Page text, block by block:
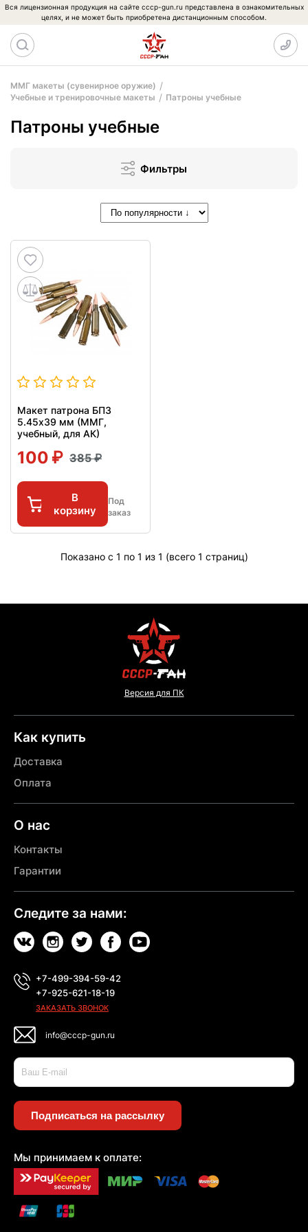
Вся лицензионная продукция на сайте cccp-gun.ru представлена в ознакомительных
целях, и не может быть приобретена дистанционным способом.
ММГ макеты (сувенирное оружие)
Учебные и тренировочные макеты
Патроны учебные
Патроны учебные
Фильтры
Макет патрона БПЗ
5.45х39 мм (ММГ,
учебный, для АК)
100 385
В
корзину
Под
заказ
Показано с 1 по 1 из 1 (всего 1 страниц)
Версия для ПК
Как купить
Доставка
Оплата
О нас
Контакты
Гарантии
Следите за нами:
+7-499-394-59-42
+7-925-621-18-19
ЗАКАЗАТЬ ЗВОНОК
info@cccp-gun.ru
Подписаться на рассылку
Мы принимаем к оплате: